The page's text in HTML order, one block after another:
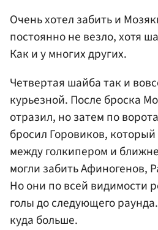
Очень хотел забить и
постоянно не везло, хотя
Как и у многих других.
Четвертая шайба так и
курьезной. После броска
отразил, но затем по
бросил Горовиков,
между голкипером и
могли забить Афиногенов,
Но они по всей видимости
голы до следующего
куда больше.